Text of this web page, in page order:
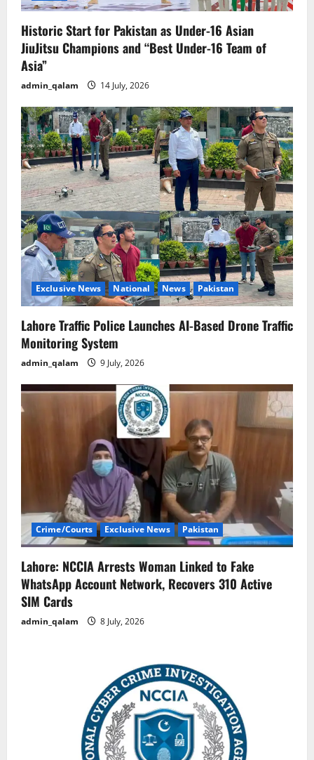
Historic Start for Pakistan as Under-16 Asian
JiuJitsu Champions and “Best Under-16 Team of
Asia”
admin_qalam 14 July, 2026
Exclusive News National News Pakistan
Lahore Traffic Police Launches AI-Based Drone Traffic
Monitoring System
admin_qalam 9 July, 2026
Crime/Courts Exclusive News Pakistan
Lahore: NCCIA Arrests Woman Linked to Fake
WhatsApp Account Network, Recovers 310 Active
SIM Cards
admin_qalam 8 July, 2026